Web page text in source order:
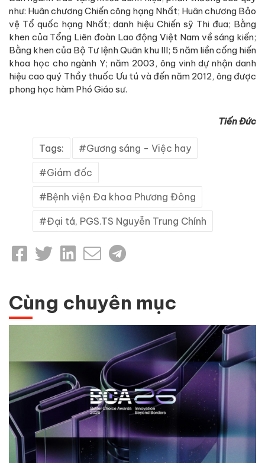
như: Huân chương Chiến công hạng Nhất; Huân chương Bảo
vệ Tổ quốc hạng Nhất; danh hiệu Chiến sỹ Thi đua; Bằng
khen của Tổng Liên đoàn Lao động Việt Nam về sáng kiến;
Bằng khen của Bộ Tư lệnh Quân khu III; 5 năm liền cống hiến
khoa học cho ngành Y; năm 2003, ông vinh dự nhận danh
hiệu cao quý Thầy thuốc Ưu tú và đến năm 2012, ông được
phong học hàm Phó Giáo sư.
Tiến Đức
Tags: Gương sáng - Việc hay
Giám đốc
Bệnh viện Đa khoa Phương Đông
Đại tá, PGS.TS Nguyễn Trung Chính
Cùng chuyên mục